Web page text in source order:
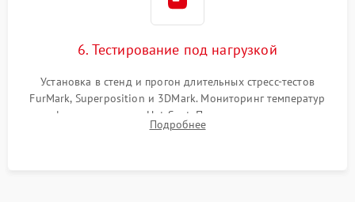
6. Тестирование под нагрузкой
Установка в стенд и прогон длительных стресс-тестов
FurMark, Superposition и 3DMark. Мониторинг температур
графического чипа и Hot Spot. Проверка на отсутствие
артефактов изображения, вылетов драйвера и зависаний.
Подробнее